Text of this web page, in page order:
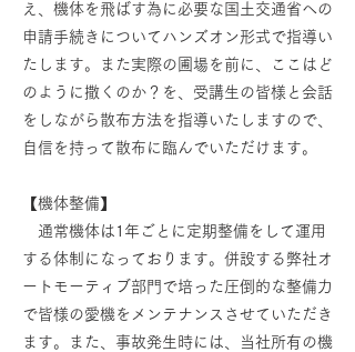
え、機体を飛ばす為に必要な国土交通省への
申請手続きについてハンズオン形式で指導い
たします。また実際の圃場を前に、ここはど
のように撒くのか？を、受講生の皆様と会話
をしながら散布方法を指導いたしますので、
自信を持って散布に臨んでいただけます。
【機体整備】
通常機体は1年ごとに定期整備をして運用
する体制になっております。併設する弊社オ
ートモーティブ部門で培った圧倒的な整備力
で皆様の愛機をメンテナンスさせていただき
ます。また、事故発生時には、当社所有の機